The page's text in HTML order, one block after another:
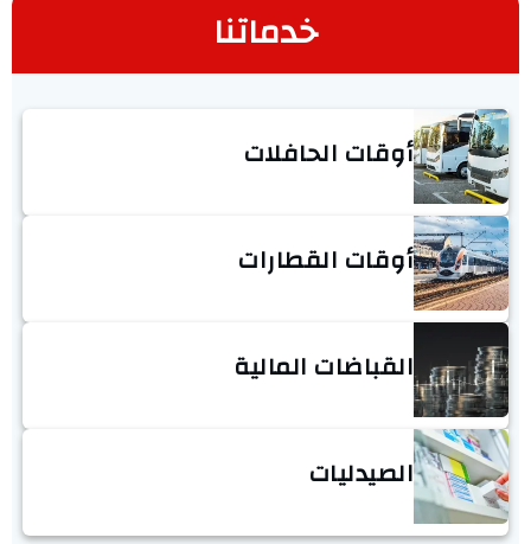
خدماتنا
أوقات الحافلات
أوقات القطارات
القباضات المالية
الصيدليات